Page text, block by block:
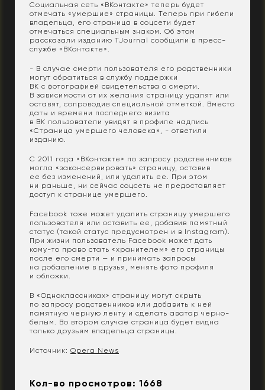
Социальная сеть «ВКонтакте» теперь будет
отмечать «умершие» страницы. Теперь при гибели
владельца, его страница в соцсети будет
отмечаться специальным знаком. Об этом
рассказали изданию TJournal сообщили в пресс-
службе «ВКонтакте».
- В случае смерти пользователя его родственники
могут обратиться в службу поддержки
ВК с фотографией свидетельства о смерти.
В зависимости от их желания страницу удалят или
оставят, сопроводив специальной отметкой. Вместо
даты и времени последнего визита
в ВК пользователи увидят в профиле надпись
«Страница умершего человека», - ответили
изданию.
С 2011 года «ВКонтакте» по запросу родственников
могла «законсервировать» страницу, оставив
ее без изменений, или удалить ее. При этом
ни раньше, ни сейчас соцсеть не предоставляет
доступ к странице умершего.
Facebook тоже может удалить страницу умершего
пользователя или оставить ее, добавив памятный
статус (такой статус предусмотрен и в Instagram).
При жизни пользователь Facebook может дать
кому-то право стать «хранителем» его страницы
после его смерти — и принимать запросы
на добавление в друзья, менять фото профиля
и обложки.
В «Одноклассниках» страницу могут скрыть
по запросу родственников или добавить к ней
памятную черную ленту и сделать аватар черно-
белым. Во втором случае страница будет видна
только друзьям владельца страницы.
Источник: Opera News
Кол-во просмотров: 1668